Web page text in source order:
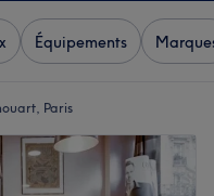
Équipements
Paris